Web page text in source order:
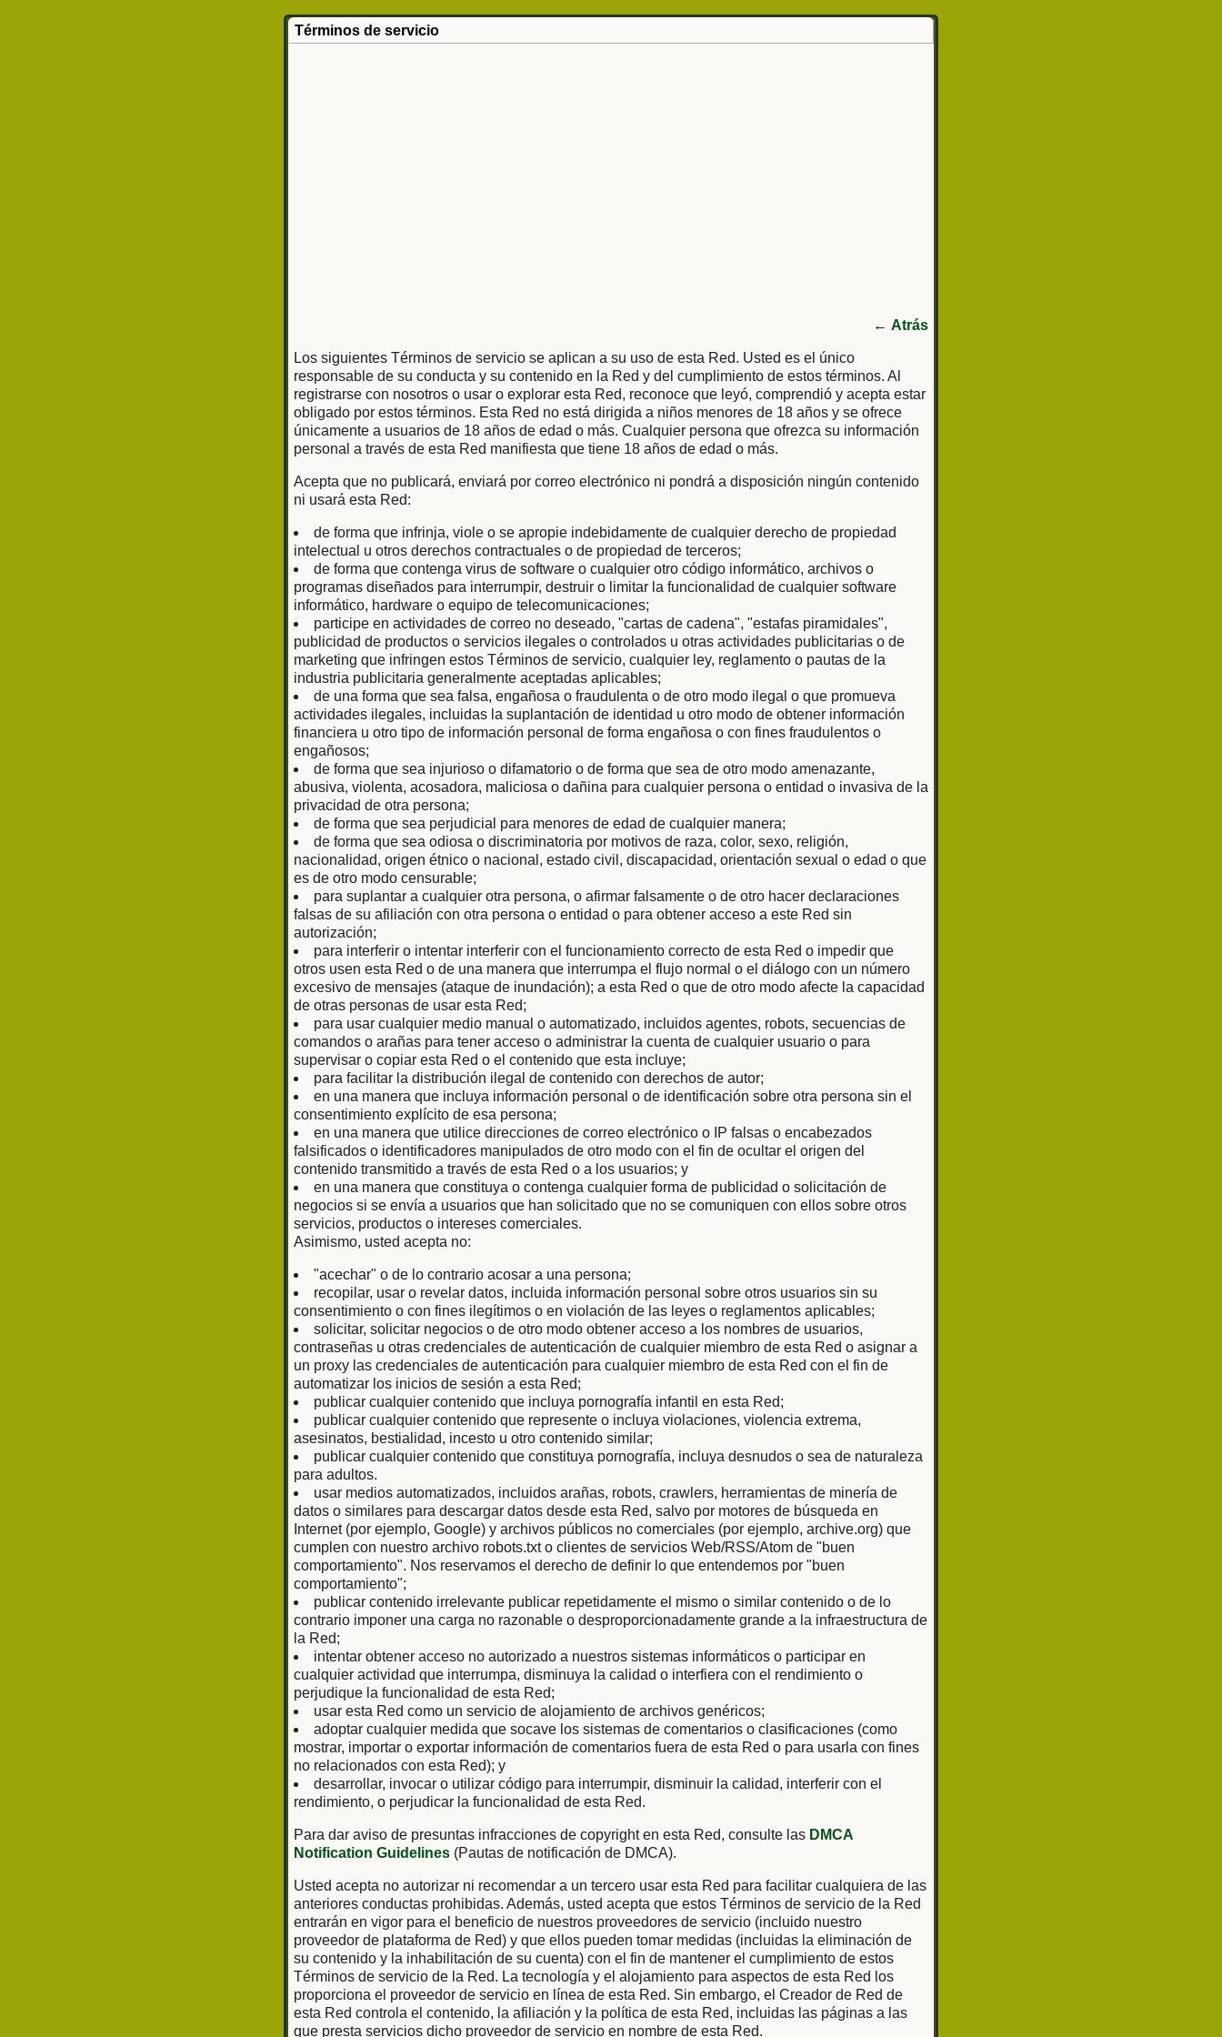
Términos de servicio
← Atrás
Los siguientes Términos de servicio se aplican a su uso de esta Red. Usted es el único
responsable de su conducta y su contenido en la Red y del cumplimiento de estos términos. Al
registrarse con nosotros o usar o explorar esta Red, reconoce que leyó, comprendió y acepta estar
obligado por estos términos. Esta Red no está dirigida a niños menores de 18 años y se ofrece
únicamente a usuarios de 18 años de edad o más. Cualquier persona que ofrezca su información
personal a través de esta Red manifiesta que tiene 18 años de edad o más.
Acepta que no publicará, enviará por correo electrónico ni pondrá a disposición ningún contenido
ni usará esta Red:
de forma que infrinja, viole o se apropie indebidamente de cualquier derecho de propiedad
intelectual u otros derechos contractuales o de propiedad de terceros;
de forma que contenga virus de software o cualquier otro código informático, archivos o
programas diseñados para interrumpir, destruir o limitar la funcionalidad de cualquier software
informático, hardware o equipo de telecomunicaciones;
participe en actividades de correo no deseado, "cartas de cadena", "estafas piramidales",
publicidad de productos o servicios ilegales o controlados u otras actividades publicitarias o de
marketing que infringen estos Términos de servicio, cualquier ley, reglamento o pautas de la
industria publicitaria generalmente aceptadas aplicables;
de una forma que sea falsa, engañosa o fraudulenta o de otro modo ilegal o que promueva
actividades ilegales, incluidas la suplantación de identidad u otro modo de obtener información
financiera u otro tipo de información personal de forma engañosa o con fines fraudulentos o
engañosos;
de forma que sea injurioso o difamatorio o de forma que sea de otro modo amenazante,
abusiva, violenta, acosadora, maliciosa o dañina para cualquier persona o entidad o invasiva de la
privacidad de otra persona;
de forma que sea perjudicial para menores de edad de cualquier manera;
de forma que sea odiosa o discriminatoria por motivos de raza, color, sexo, religión,
nacionalidad, origen étnico o nacional, estado civil, discapacidad, orientación sexual o edad o que
es de otro modo censurable;
para suplantar a cualquier otra persona, o afirmar falsamente o de otro hacer declaraciones
falsas de su afiliación con otra persona o entidad o para obtener acceso a este Red sin
autorización;
para interferir o intentar interferir con el funcionamiento correcto de esta Red o impedir que
otros usen esta Red o de una manera que interrumpa el flujo normal o el diálogo con un número
excesivo de mensajes (ataque de inundación); a esta Red o que de otro modo afecte la capacidad
de otras personas de usar esta Red;
para usar cualquier medio manual o automatizado, incluidos agentes, robots, secuencias de
comandos o arañas para tener acceso o administrar la cuenta de cualquier usuario o para
supervisar o copiar esta Red o el contenido que esta incluye;
para facilitar la distribución ilegal de contenido con derechos de autor;
en una manera que incluya información personal o de identificación sobre otra persona sin el
consentimiento explícito de esa persona;
en una manera que utilice direcciones de correo electrónico o IP falsas o encabezados
falsificados o identificadores manipulados de otro modo con el fin de ocultar el origen del
contenido transmitido a través de esta Red o a los usuarios; y
en una manera que constituya o contenga cualquier forma de publicidad o solicitación de
negocios si se envía a usuarios que han solicitado que no se comuniquen con ellos sobre otros
servicios, productos o intereses comerciales.
Asimismo, usted acepta no:
"acechar" o de lo contrario acosar a una persona;
recopilar, usar o revelar datos, incluida información personal sobre otros usuarios sin su
consentimiento o con fines ilegítimos o en violación de las leyes o reglamentos aplicables;
solicitar, solicitar negocios o de otro modo obtener acceso a los nombres de usuarios,
contraseñas u otras credenciales de autenticación de cualquier miembro de esta Red o asignar a
un proxy las credenciales de autenticación para cualquier miembro de esta Red con el fin de
automatizar los inicios de sesión a esta Red;
publicar cualquier contenido que incluya pornografía infantil en esta Red;
publicar cualquier contenido que represente o incluya violaciones, violencia extrema,
asesinatos, bestialidad, incesto u otro contenido similar;
publicar cualquier contenido que constituya pornografía, incluya desnudos o sea de naturaleza
para adultos.
usar medios automatizados, incluidos arañas, robots, crawlers, herramientas de minería de
datos o similares para descargar datos desde esta Red, salvo por motores de búsqueda en
Internet (por ejemplo, Google) y archivos públicos no comerciales (por ejemplo, archive.org) que
cumplen con nuestro archivo robots.txt o clientes de servicios Web/RSS/Atom de "buen
comportamiento". Nos reservamos el derecho de definir lo que entendemos por "buen
comportamiento";
publicar contenido irrelevante publicar repetidamente el mismo o similar contenido o de lo
contrario imponer una carga no razonable o desproporcionadamente grande a la infraestructura de
la Red;
intentar obtener acceso no autorizado a nuestros sistemas informáticos o participar en
cualquier actividad que interrumpa, disminuya la calidad o interfiera con el rendimiento o
perjudique la funcionalidad de esta Red;
usar esta Red como un servicio de alojamiento de archivos genéricos;
adoptar cualquier medida que socave los sistemas de comentarios o clasificaciones (como
mostrar, importar o exportar información de comentarios fuera de esta Red o para usarla con fines
no relacionados con esta Red); y
desarrollar, invocar o utilizar código para interrumpir, disminuir la calidad, interferir con el
rendimiento, o perjudicar la funcionalidad de esta Red.
Para dar aviso de presuntas infracciones de copyright en esta Red, consulte las DMCA
Notification Guidelines (Pautas de notificación de DMCA).
Usted acepta no autorizar ni recomendar a un tercero usar esta Red para facilitar cualquiera de las
anteriores conductas prohibidas. Además, usted acepta que estos Términos de servicio de la Red
entrarán en vigor para el beneficio de nuestros proveedores de servicio (incluido nuestro
proveedor de plataforma de Red) y que ellos pueden tomar medidas (incluidas la eliminación de
su contenido y la inhabilitación de su cuenta) con el fin de mantener el cumplimiento de estos
Términos de servicio de la Red. La tecnología y el alojamiento para aspectos de esta Red los
proporciona el proveedor de servicio en línea de esta Red. Sin embargo, el Creador de Red de
esta Red controla el contenido, la afiliación y la política de esta Red, incluidas las páginas a las
que presta servicios dicho proveedor de servicio en nombre de esta Red.